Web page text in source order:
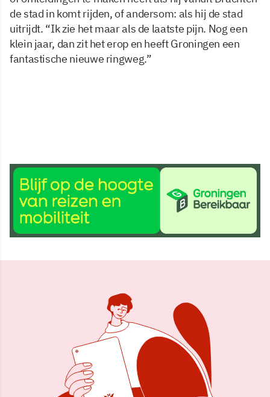
de stad in komt rijden, of andersom: als hij de stad
uitrijdt. “Ik zie het maar als de laatste pijn. Nog een
klein jaar, dan zit het erop en heeft Groningen een
fantastische nieuwe ringweg.”
21 sep 2023, 09:31
Delen